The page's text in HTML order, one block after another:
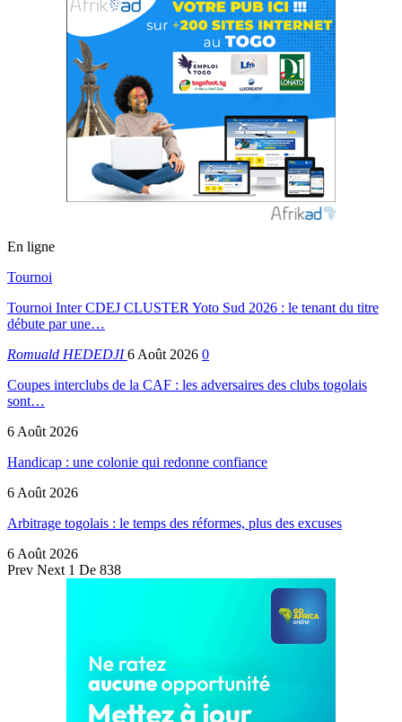
En ligne
Tournoi
Tournoi Inter CDEJ CLUSTER Yoto Sud 2026 : le tenant du titre
débute par une…
Romuald HEDEDJI6 Août 2026 0
Coupes interclubs de la CAF : les adversaires des clubs togolais
sont…
6 Août 2026
Handicap : une colonie qui redonne confiance
6 Août 2026
Arbitrage togolais : le temps des réformes, plus des excuses
6 Août 2026
Prev Next 1 De 838